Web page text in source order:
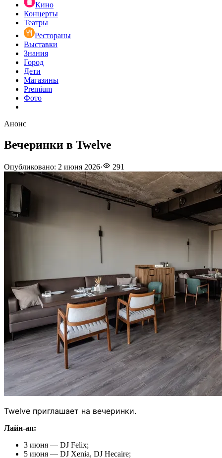
Кино
Концерты
Театры
Рестораны
Выставки
Знания
Город
Дети
Магазины
Premium
Фото
Анонс
Вечеринки в Twelve
Опубликовано: 2 июня 2026· 291
Twelve приглашает на вечеринки.
Лайн-ап:
3 июня — DJ Felix;
5 июня — DJ Xenia, DJ Hecaire;